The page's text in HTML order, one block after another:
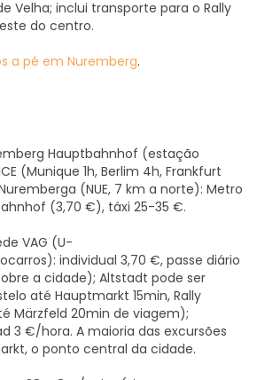
Velha; inclui transporte para o Rally
do centro.
a pé em Nuremberg.
Hauptbahnhof (estação
(Munique 1h, Berlim 4h, Frankfurt
(NUE, 7 km a norte): Metro
(3,70 €), táxi 25-35 €.
VAG (U-
individual 3,70 €, passe diário
a cidade); Altstadt pode ser
até Hauptmarkt 15min, Rally
Märzfeld 20min de viagem);
3 €/hora. A maioria das excursões
o ponto central da cidade.